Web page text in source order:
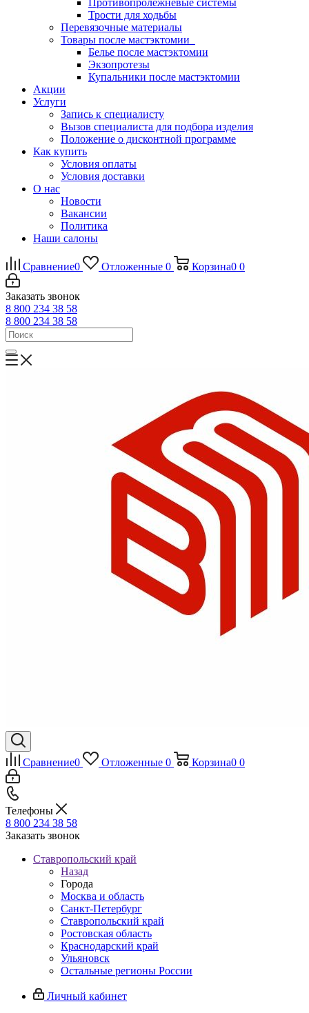
Противопролежневые системы
Трости для ходьбы
Перевязочные материалы
Товары после мастэктомии
Белье после мастэктомии
Экзопротезы
Купальники после мастэктомии
Акции
Услуги
Запись к специалисту
Вызов специалиста для подбора изделия
Положение о дисконтной программе
Как купить
Условия оплаты
Условия доставки
О нас
Новости
Вакансии
Политика
Наши салоны
Сравнение0 Отложенные 0 Корзина0 0
Заказать звонок
8 800 234 38 58
8 800 234 38 58
Сравнение0 Отложенные 0 Корзина0 0
Телефоны
8 800 234 38 58
Заказать звонок
Ставропольский край
Назад
Города
Москва и область
Санкт-Петербург
Ставропольский край
Ростовская область
Краснодарский край
Ульяновск
Остальные регионы России
Личный кабинет